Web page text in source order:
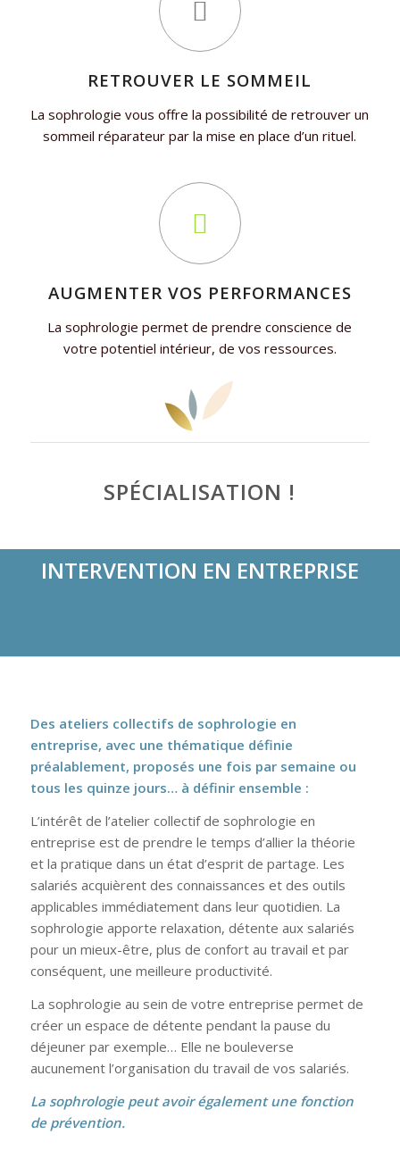
RETROUVER LE SOMMEIL
La sophrologie vous offre la possibilité de retrouver un
sommeil réparateur par la mise en place d’un rituel.
AUGMENTER VOS PERFORMANCES
La sophrologie permet de prendre conscience de
votre potentiel intérieur, de vos ressources.
SPÉCIALISATION !
INTERVENTION EN ENTREPRISE
Des ateliers collectifs de sophrologie en
entreprise, avec une thématique définie
préalablement, proposés une fois par semaine ou
tous les quinze jours… à définir ensemble :
L’intérêt de l’atelier collectif de sophrologie en
entreprise est de prendre le temps d’allier la théorie
et la pratique dans un état d’esprit de partage. Les
salariés acquièrent des connaissances et des outils
applicables immédiatement dans leur quotidien. La
sophrologie apporte relaxation, détente aux salariés
pour un mieux-être, plus de confort au travail et par
conséquent, une meilleure productivité.
La sophrologie au sein de votre entreprise permet de
créer un espace de détente pendant la pause du
déjeuner par exemple… Elle ne bouleverse
aucunement l’organisation du travail de vos salariés.
La sophrologie peut avoir également une fonction
de prévention.